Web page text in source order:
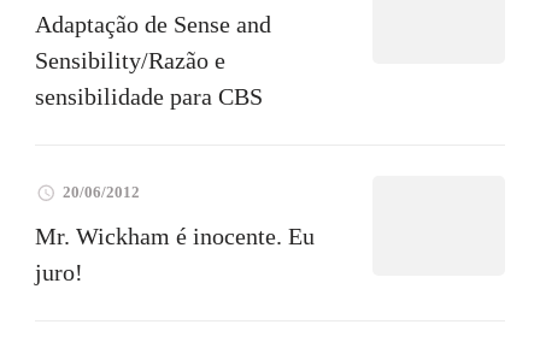
Adaptação de Sense and
Sensibility/Razão e
sensibilidade para CBS
20/06/2012
Mr. Wickham é inocente. Eu
juro!